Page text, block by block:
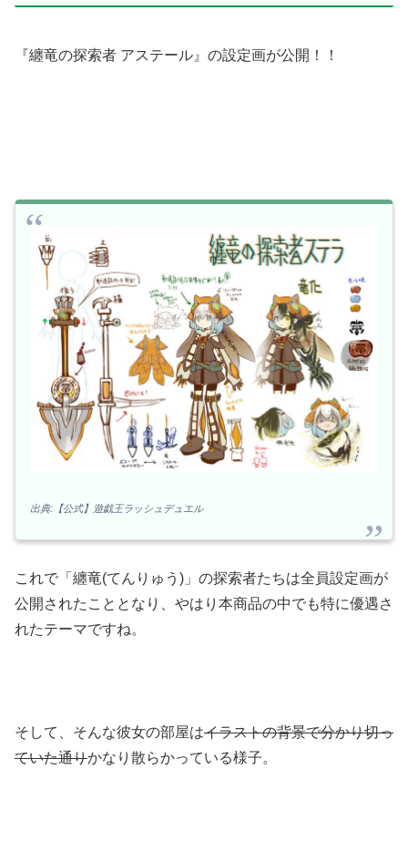
『纏竜の探索者 アステール』の設定画が公開！！
出典:【公式】遊戯王ラッシュデュエル
これで「纏竜(てんりゅう)」の探索者たちは全員設定画が
公開されたこととなり、やはり本商品の中でも特に優遇さ
れたテーマですね。
そして、そんな彼女の部屋はイラストの背景で分かり切っ
ていた通りかなり散らかっている様子。